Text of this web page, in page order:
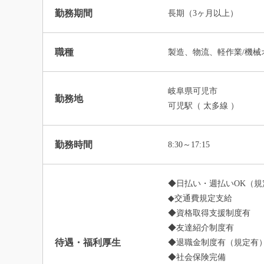
勤務期間 長期（3ヶ月以上）
職種 製造、物流、軽作業/機械
勤務地
岐阜県可児市
可児駅（ 太多線 ）
勤務時間 8:30～17:15
待遇・福利厚生
◆日払い・週払いOK（規
◆交通費規定支給
◆資格取得支援制度有
◆友達紹介制度有
◆退職金制度有（規定有）
◆社会保険完備